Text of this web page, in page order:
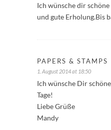
Ich wünsche dir
und gute Erholung.Bis
PAPERS & STAMPS
1. August 2014 at 18:50
Ich wünsche Dir
Tage!
Liebe Grüße
Mandy